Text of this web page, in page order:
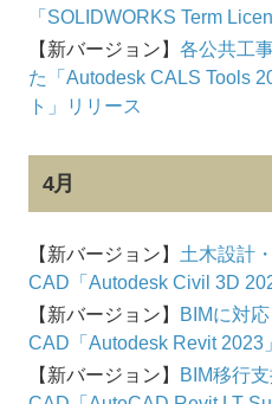
「SOLIDWORKS Term
【新バージョン】 各公共工
た「Autodesk CALS Tools
ト」リリース
4月
【新バージョン】 土木設計
CAD「Autodesk Civil 3D
【新バージョン】
BIMに対
CAD「Autodesk Revit 2023
【新バージョン】
BIM移行